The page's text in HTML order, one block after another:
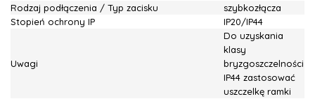
Rodzaj podłączenia / Typ zacisku
szybkozłącza
Stopień ochrony IP
IP20/IP44
Uwagi
Do uzyskania
klasy
bryzgoszczelności
IP44 zastosować
uszczelkę ramki